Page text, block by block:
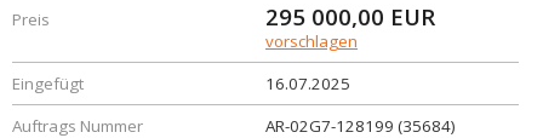
Preis 295 000,00 EUR
vorschlagen
Eingefügt
16.07.2025
Auftrags Nummer
AR-02G7-128199 (35684)